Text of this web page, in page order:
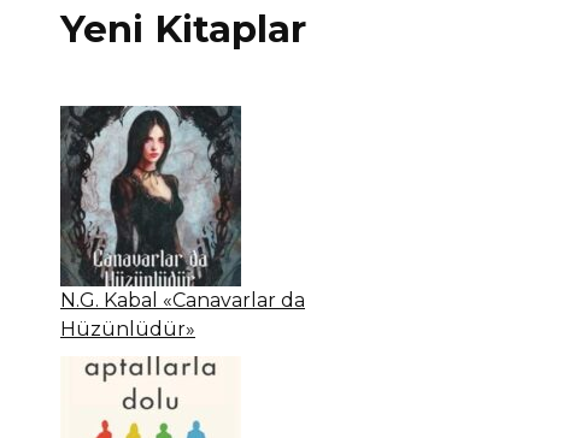
Yeni Kitaplar
N.G. Kabal «Canavarlar da
Hüzünlüdür»